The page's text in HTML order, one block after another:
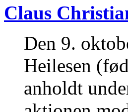
Claus
Den 9.
Heilesen
anholdt